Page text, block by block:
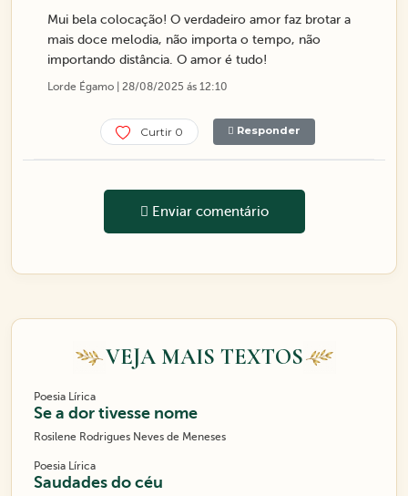
Mui bela colocação! O verdadeiro amor faz brotar a
mais doce melodia, não importa o tempo, não
importando distância. O amor é tudo!
Lorde Égamo | 28/08/2025 ás 12:10
Curtir 0 Responder
Enviar comentário
VEJA MAIS TEXTOS
Poesia Lírica
Se a dor tivesse nome
Rosilene Rodrigues Neves de Meneses
Poesia Lírica
Saudades do céu